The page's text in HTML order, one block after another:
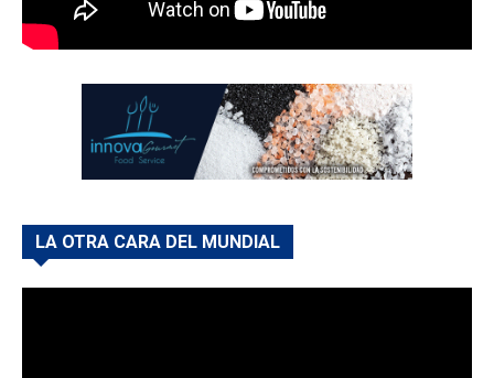
LA OTRA CARA DEL MUNDIAL